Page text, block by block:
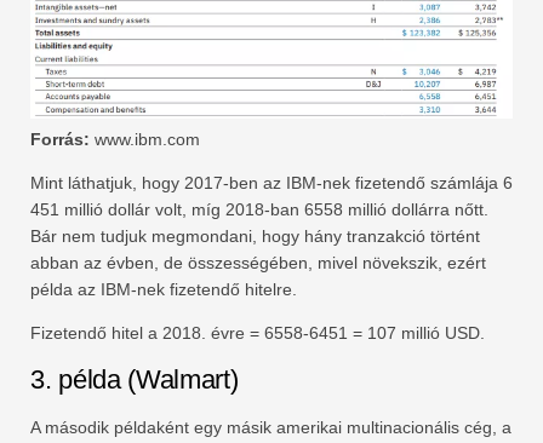
Forrás: www.ibm.com
Mint láthatjuk, hogy 2017-ben az IBM-nek fizetendő számlája 6
451 millió dollár volt, míg 2018-ban 6558 millió dollárra nőtt.
Bár nem tudjuk megmondani, hogy hány tranzakció történt
abban az évben, de összességében, mivel növekszik, ezért
példa az IBM-nek fizetendő hitelre.
Fizetendő hitel a 2018. évre = 6558-6451 = 107 millió USD.
3. példa (Walmart)
A második példaként egy másik amerikai multinacionális cég, a